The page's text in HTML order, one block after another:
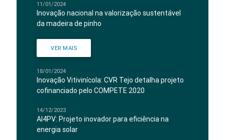
11/01/2024
Inovação nacional na valorização sustentável
da madeira de pinho
VER MAIS
18/01/2024
Inovação Vitivinícola: CVR Tejo detalha projeto
cofinanciado pelo COMPETE 2020
14/12/2023
AI4PV: Projeto inovador para eficiência na
energia solar